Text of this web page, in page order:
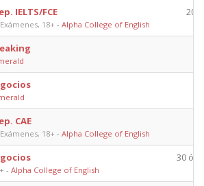
IELTS/FCE
18+ - Alpha College of English
20
CAE
18+ - Alpha College of English
- Alpha College of English
30 ó